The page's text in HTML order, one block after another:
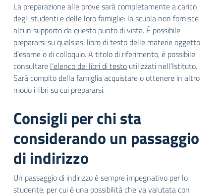
La preparazione alle prove sarà completamente a carico
degli studenti e delle loro famiglie: la scuola non fornisce
alcun supporto da questo punto di vista. È possibile
prepararsi su qualsiasi libro di testo delle materie oggetto
d’esame o di colloquio. A titolo di riferimento, è possibile
consultare l’elenco dei libri di testo utilizzati nell’Istituto.
Sarà compito della famiglia acquistare o ottenere in altro
modo i libri su cui prepararsi.
Consigli per chi sta
considerando un passaggio
di indirizzo
Un passaggio di indirizzo è sempre impegnativo per lo
studente, per cui è una possibilità che va valutata con